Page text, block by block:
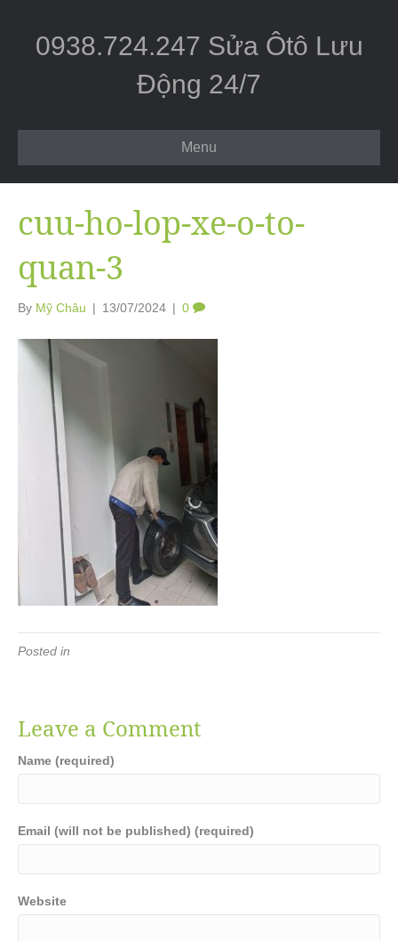
0938.724.247 Sửa Ôtô Lưu
Động 24/7
Menu
cuu-ho-lop-xe-o-to-
quan-3
By Mỹ Châu | 13/07/2024 | 0
Posted in
Leave a Comment
Name (required)
Email (will not be published) (required)
Website